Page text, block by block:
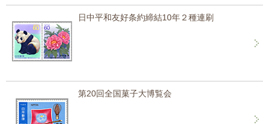
日中平和友好条約締結10年２種連刷
第20回全国菓子大博覧会